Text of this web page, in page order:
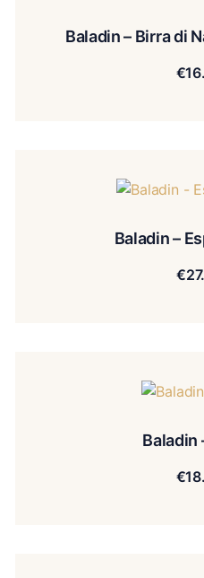
Baladin – Birra di
€
Baladin –
€
Baladin
€